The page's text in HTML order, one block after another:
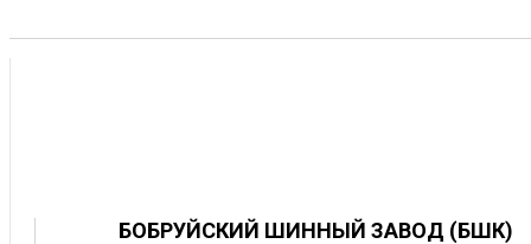
БОБРУЙСКИЙ ШИННЫЙ ЗАВОД (БШК)